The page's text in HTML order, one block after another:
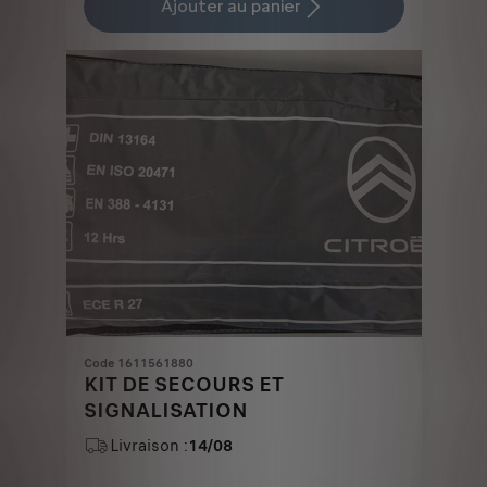
5,63
€
1
Ajouter au panier
Code 1611561880
KIT DE SECOURS ET
SIGNALISATION
Livraison :14/08